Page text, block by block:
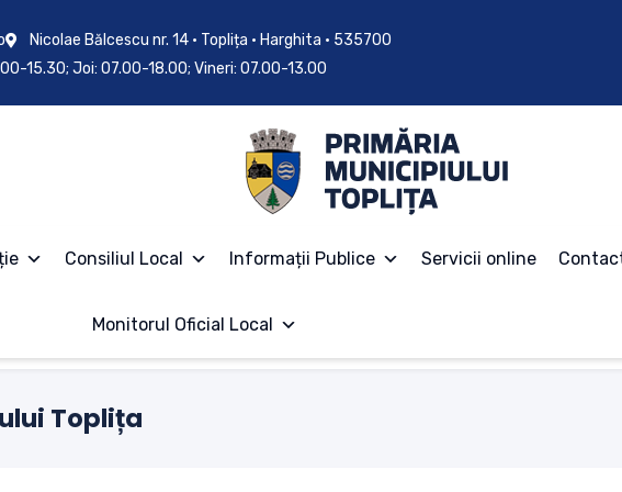
Nicolae Bălcescu nr. 14 • Toplița • Harghita • 535700
15.30; Joi: 07.00-18.00; Vineri: 07.00-13.00
Consiliul Local Informații Publice Servicii online
Monitorul Oficial Local
Toplița